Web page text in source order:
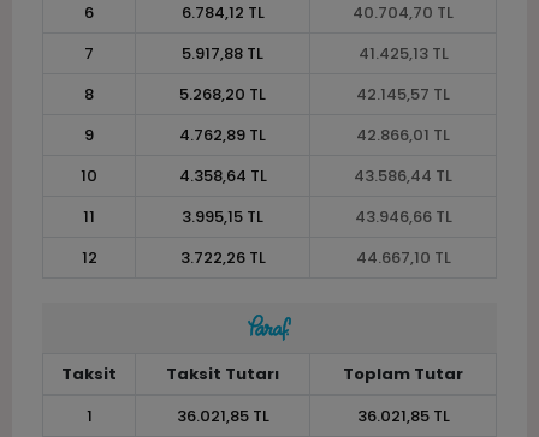
6
6.784,12 TL
40.704,70 TL
7
5.917,88 TL
41.425,13 TL
8
5.268,20 TL
42.145,57 TL
9
4.762,89 TL
42.866,01 TL
10
4.358,64 TL
43.586,44 TL
11
3.995,15 TL
43.946,66 TL
12
3.722,26 TL 44.667,10 TL
Taksit Taksit Tutarı
Toplam Tutar
1
36.021,85 TL
36.021,85 TL